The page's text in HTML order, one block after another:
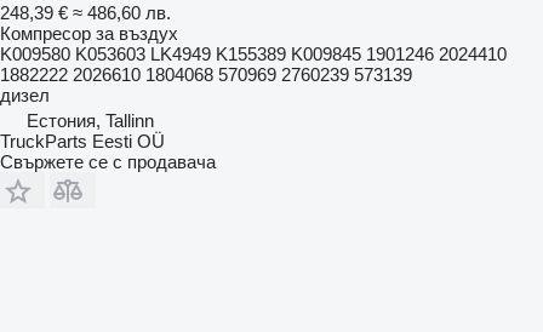
248,39 € ≈ 486,60 лв.
Компресор за въздух
K009580 K053603 LK4949 K155389 K009845 1901246 2024410
1882222 2026610 1804068 570969 2760239 573139
дизел
Естония, Tallinn
TruckParts Eesti OÜ
Свържете се с продавача